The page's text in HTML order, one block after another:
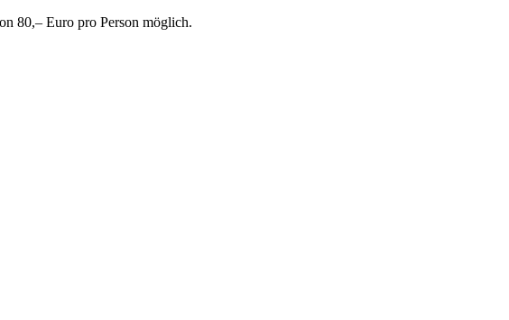
80,– Euro pro Person möglich.